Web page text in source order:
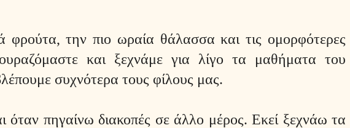
την πιο ωραία θάλασσα και τις ομορφότερες
και ξεχνάμε για λίγο τα μαθήματα του
συχνότερα τους φίλους μας.
όταν πηγαίνω διακοπές σε άλλο μέρος. Εκεί ξεχνάω τα